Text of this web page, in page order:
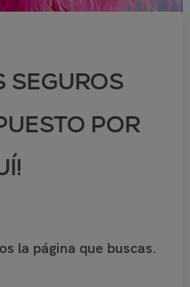
SEGUROS
POR
la página que buscas.